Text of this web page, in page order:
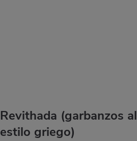
Revithada (garbanzos al
estilo griego)